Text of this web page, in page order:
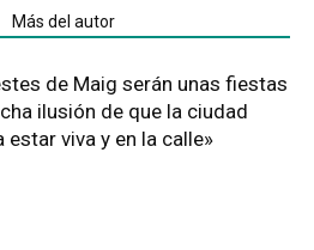
Más del autor
de Maig serán unas fiestas
ilusión de que la ciudad
estar viva y en la calle»